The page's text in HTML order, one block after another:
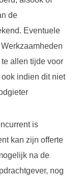
de
Eventuele
allen tijde voor
indien dit niet
is
kan zijn offerte
na de
nog